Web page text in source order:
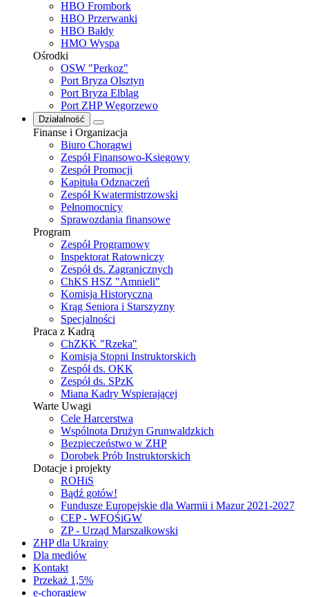
HBO Frombork
HBO Przerwanki
HBO Bałdy
HMO Wyspa
Ośrodki
OSW "Perkoz"
Port Bryza Olsztyn
Port Bryza Elbląg
Port ZHP Węgorzewo
Działalność
Finanse i Organizacja
Biuro Chorągwi
Zespół Finansowo-Księgowy
Zespół Promocji
Kapituła Odznaczeń
Zespół Kwatermistrzowski
Pełnomocnicy
Sprawozdania finansowe
Program
Zespół Programowy
Inspektorat Ratowniczy
Zespół ds. Zagranicznych
ChKS HSZ "Amnieli"
Komisja Historyczna
Krąg Seniora i Starszyzny
Specjalności
Praca z Kadrą
ChZKK "Rzeka"
Komisja Stopni Instruktorskich
Zespół ds. OKK
Zespół ds. SPzK
Miana Kadry Wspierającej
Warte Uwagi
Cele Harcerstwa
Wspólnota Drużyn Grunwaldzkich
Bezpieczeństwo w ZHP
Dorobek Prób Instruktorskich
Dotacje i projekty
ROHiS
Bądź gotów!
Fundusze Europejskie dla Warmii i Mazur 2021-2027
CEP - WFOŚiGW
ZP - Urząd Marszałkowski
ZHP dla Ukrainy
Dla mediów
Kontakt
Przekaż 1,5%
e-chorągiew